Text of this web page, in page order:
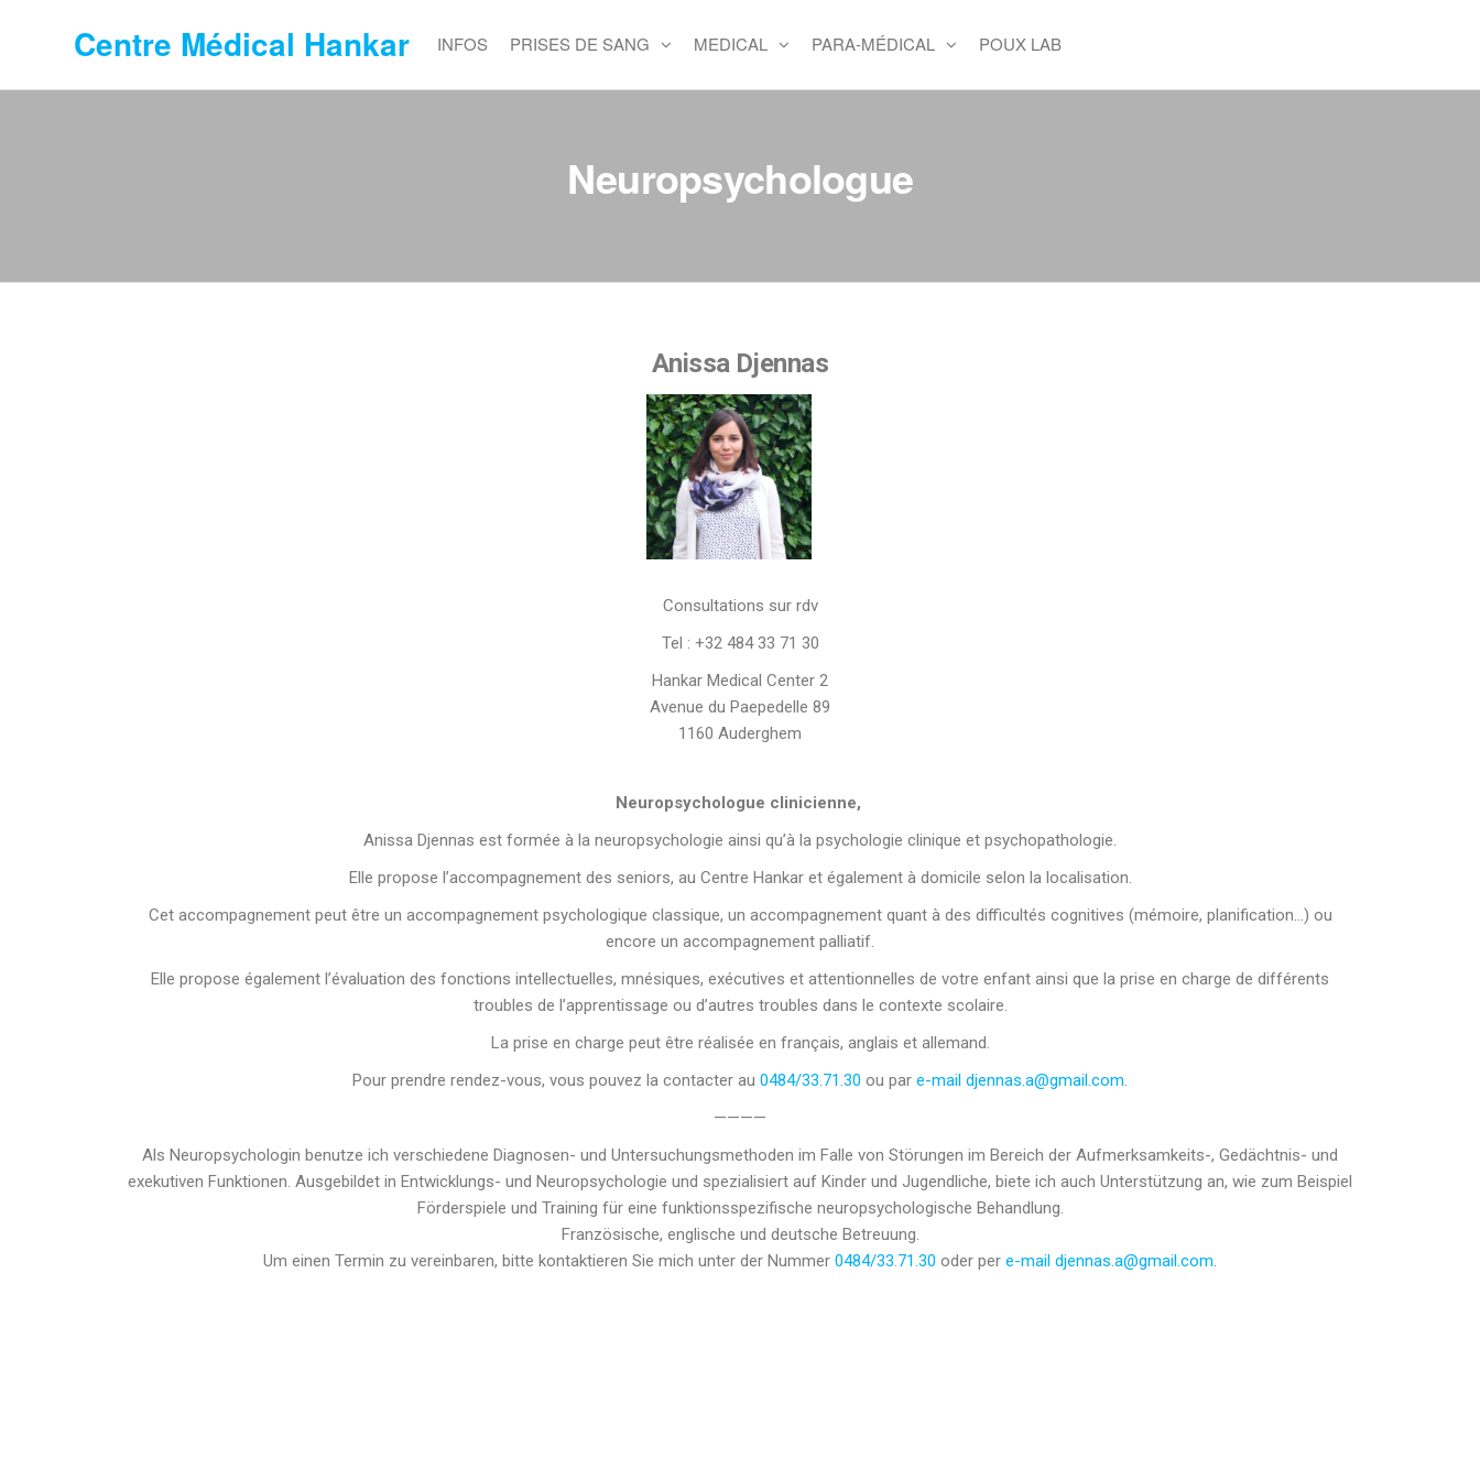
Centre Médical Hankar INFOS PRISES DE SANG MEDICAL PARA-MÉDICAL POUX LAB
Neuropsychologue
Anissa Djennas
Consultations sur rdv
Tel : +32 ‭484 33 71 30‬
Hankar Medical Center 2
Avenue du Paepedelle 89
1160 Auderghem
Neuropsychologue clinicienne,
Anissa Djennas est formée à la neuropsychologie ainsi qu’à la psychologie clinique et psychopathologie.
Elle propose l’accompagnement des seniors, au Centre Hankar et également à domicile selon la localisation.
Cet accompagnement peut être un accompagnement psychologique classique, un accompagnement quant à des difficultés cognitives (mémoire, planification…) ou
encore un accompagnement palliatif.
Elle propose également l’évaluation des fonctions intellectuelles, mnésiques, exécutives et attentionnelles de votre enfant ainsi que la prise en charge de différents
troubles de l’apprentissage ou d’autres troubles dans le contexte scolaire.
La prise en charge peut être réalisée en français, anglais et allemand.
Pour prendre rendez-vous, vous pouvez la contacter au 0484/33.71.30 ou par e-mail djennas.a@gmail.com.
————
Als Neuropsychologin benutze ich verschiedene Diagnosen- und Untersuchungsmethoden im Falle von Störungen im Bereich der Aufmerksamkeits-, Gedächtnis- und
exekutiven Funktionen. Ausgebildet in Entwicklungs- und Neuropsychologie und spezialisiert auf Kinder und Jugendliche, biete ich auch Unterstützung an, wie zum Beispiel
Förderspiele und Training für eine funktionsspezifische neuropsychologische Behandlung.
Französische, englische und deutsche Betreuung.
Um einen Termin zu vereinbaren, bitte kontaktieren Sie mich unter der Nummer 0484/33.71.30 oder per e-mail djennas.a@gmail.com.